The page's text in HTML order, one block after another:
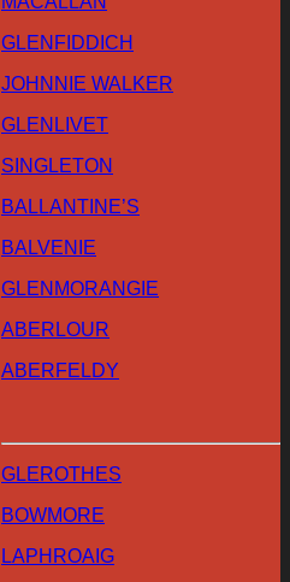
GLENFIDDICH
JOHNNIE WALKER
GLENLIVET
SINGLETON
BALLANTINE’S
BALVENIE
GLENMORANGIE
ABERLOUR
ABERFELDY
GLEROTHES
BOWMORE
LAPHROAIG